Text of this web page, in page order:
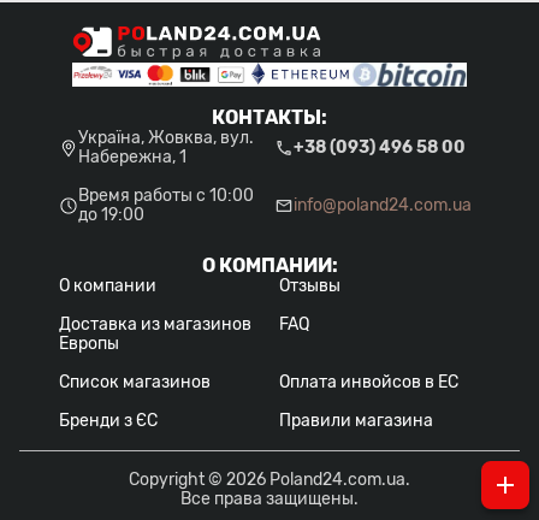
О КОМПАНИИ:
О компании
Доставка из магазинов
Европы
Список магазинов
Бренди з ЄС
Отзывы
FAQ
Оплата инвойсов в ЕС
Правили магазина
КОНТАКТЫ:
Україна, Жовква, вул.
Набережна, 1
Время работы с 10:00
до 19:00
+38 (093) 496 58 00
info@poland24.com.ua
Copyright © 2026 Poland24.com.ua.
Все права защищены.